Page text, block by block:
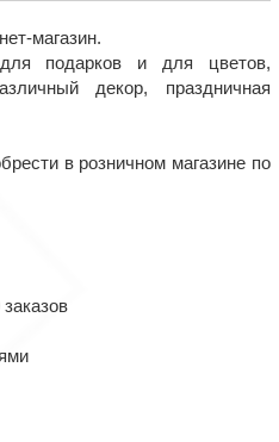
магазин.
подарков и для цветов,
декор, праздничная
в розничном магазине по